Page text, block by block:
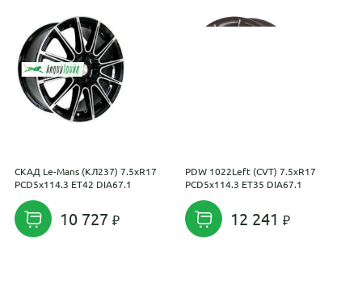
СКАД Le-Mans (КЛ237) 7.5xR17
PCD5x114.3 ET42 DIA67.1
10 727
PDW 1022Left (CVT) 7.5xR17
PCD5x114.3 ET35 DIA67.1
12 241